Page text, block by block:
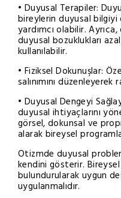
• Duyusal Terapiler:
bireylerin duyusal
yardımcı olabilir.
duyusal bozuklukları
kullanılabilir.
• Fiziksel Dokunuşlar:
salınımını
• Duyusal Dengeyi
duyusal ihtiyaçlarını
görsel, dokunsal ve
alarak bireysel
Otizmde duyusal
kendini gösterir.
bulundurularak uygun
uygulanmalıdır.